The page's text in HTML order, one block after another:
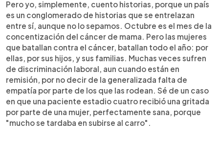
Pero yo, simplemente, cuento historias, porque un país
es un conglomerado de historias que se entrelazan
entre sí, aunque no lo sepamos. Octubre es el mes de la
concentización del cáncer de mama. Pero las mujeres
que batallan contra el cáncer, batallan todo el año: por
ellas, por sus hijos, y sus familias. Muchas veces sufren
de discriminación laboral, aun cuando están en
remisión, por no decir de la generalizada falta de
empatía por parte de los que las rodean. Sé de un caso
en que una paciente estadio cuatro recibió una gritada
por parte de una mujer, perfectamente sana, porque
"mucho se tardaba en subirse al carro".